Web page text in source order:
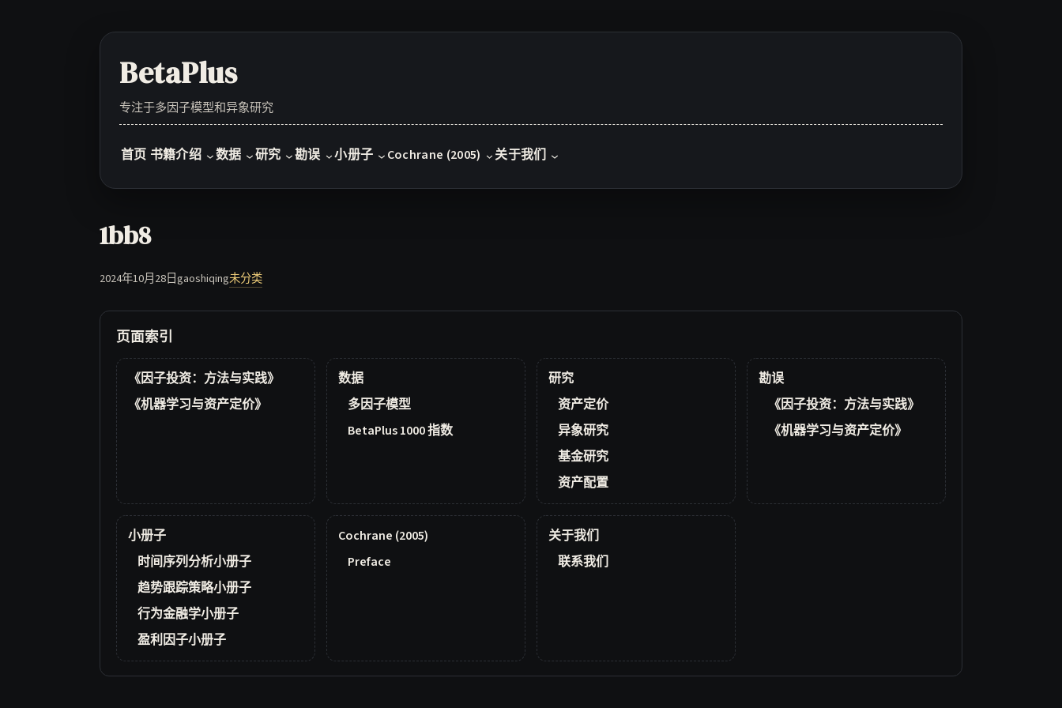
BetaPlus
专注于多因子模型和异象研究
首页 书籍介绍 数据 研究 勘误 小册子 Cochrane (2005) 关于我们
1bb8
2024年10月28日gaoshiqing未分类
页面索引
《因子投资：方法与实践》
《机器学习与资产定价》
数据
多因子模型
BetaPlus 1000 指数
研究
资产定价
异象研究
基金研究
资产配置
勘误
《因子投资：方法与实践》
《机器学习与资产定价》
小册子
时间序列分析小册子
趋势跟踪策略小册子
行为金融学小册子
盈利因子小册子
Cochrane (2005)
Preface
关于我们
联系我们